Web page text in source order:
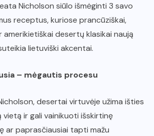
Nicholson siūlo išmėginti 3 savo
receptus, kuriose prancūziškai,
amerikietiškai desertų klasikai naują
lietuviški akcentai.
– mėgautis procesu
desertai virtuvėje užima išties
ir gali vainikuoti išskirtinę
ar paprasčiausiai tapti mažu